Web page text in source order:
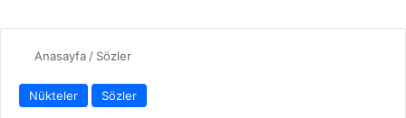
Anasayfa / Sözler
Nükteler Sözler